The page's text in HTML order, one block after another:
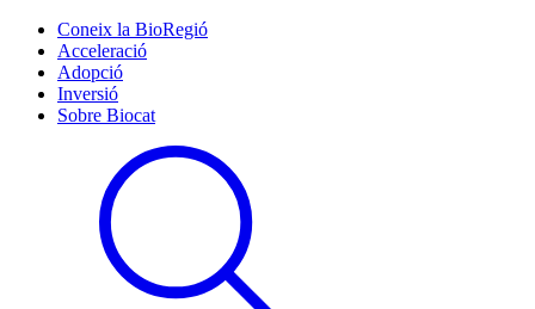
Coneix la BioRegió
Acceleració
Adopció
Inversió
Sobre Biocat